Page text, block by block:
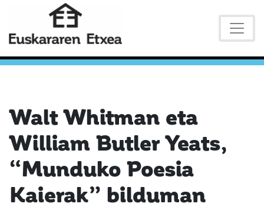
Walt Whitman eta
William Butler Yeats,
“Munduko Poesia
Kaierak” bilduman